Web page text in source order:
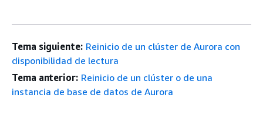
Tema siguiente: Reinicio de un clúster de Aurora con
disponibilidad de lectura
Tema anterior: Reinicio de un clúster o de una
instancia de base de datos de Aurora